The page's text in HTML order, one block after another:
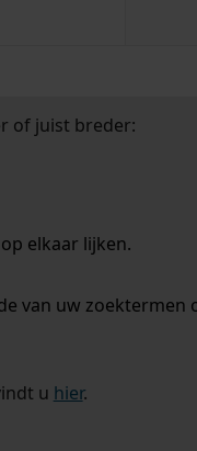
of juist breder:
elkaar lijken.
van uw zoektermen
u hier.